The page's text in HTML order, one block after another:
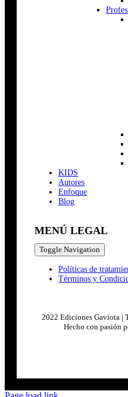
KIDS
Autores
Enfoque
Blog
MENÚ LEGAL
Toggle Navigation
Políticas de
Términos y
2022 Ediciones Gaviota |
Hecho con pasión